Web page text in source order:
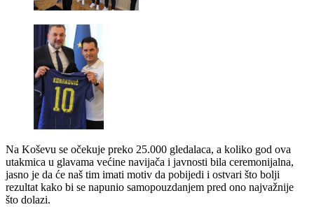
Na Koševu se očekuje preko 25.000 gledalaca, a koliko god ova
utakmica u glavama većine navijača i javnosti bila ceremonijalna,
jasno je da će naš tim imati motiv da pobijedi i ostvari što bolji
rezultat kako bi se napunio samopouzdanjem pred ono najvažnije
što dolazi.